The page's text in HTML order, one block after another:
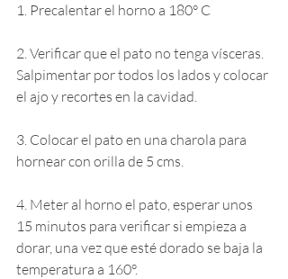
1. Precalentar el horno a 180° C
2. Verificar que el pato no tenga vísceras.
Salpimentar por todos los lados y colocar
el ajo y recortes en la cavidad.
3. Colocar el pato en una charola para
hornear con orilla de 5 cms.
4. Meter al horno el pato, esperar unos
15 minutos para verificar si empieza a
dorar, una vez que esté dorado se baja la
temperatura a 160°.